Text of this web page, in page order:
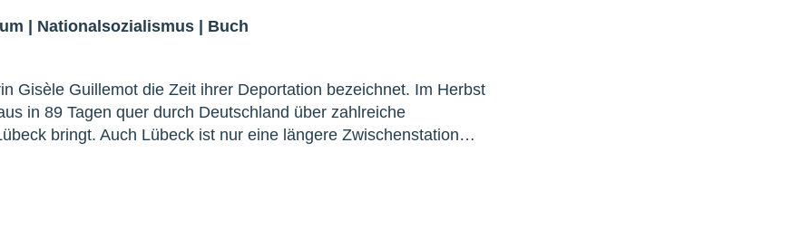
| Nationalsozialismus | Buch
Gisèle Guillemot die Zeit ihrer Deportation bezeichnet. Im Herbst
in 89 Tagen quer durch Deutschland über zahlreiche
bringt. Auch Lübeck ist nur eine längere Zwischenstation…